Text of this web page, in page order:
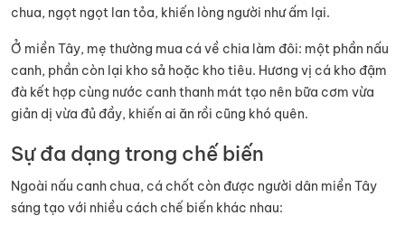
chua, ngọt ngọt lan tỏa, khiến lòng người như ấm lại.
Ở miền Tây, mẹ thường mua cá về chia làm đôi: một phần nấu
canh, phần còn lại kho sả hoặc kho tiêu. Hương vị cá kho đậm
đà kết hợp cùng nước canh thanh mát tạo nên bữa cơm vừa
giản dị vừa đủ đầy, khiến ai ăn rồi cũng khó quên.
Sự đa dạng trong chế biến
Ngoài nấu canh chua, cá chốt còn được người dân miền Tây
sáng tạo với nhiều cách chế biến khác nhau: